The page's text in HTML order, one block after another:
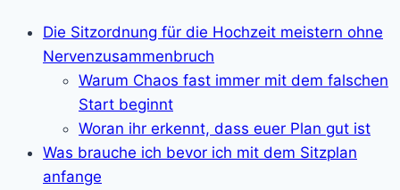
Die Sitzordnung für die Hochzeit meistern ohne
Nervenzusammenbruch
Warum Chaos fast immer mit dem falschen
Start beginnt
Woran ihr erkennt, dass euer Plan gut ist
Was brauche ich bevor ich mit dem Sitzplan
anfange